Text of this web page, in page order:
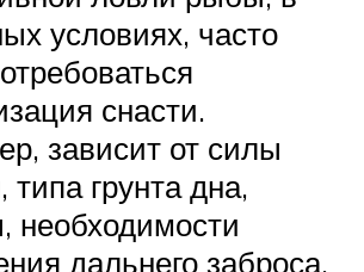
условиях, часто
снасти.
зависит от силы
типа грунта дна,
необходимости
дальнего заброса.